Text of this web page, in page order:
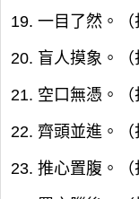
19. 一目了然。（
20. 盲人摸象。（
21. 空口無憑。（
22. 齊頭並進。（
23. 推心置腹。（